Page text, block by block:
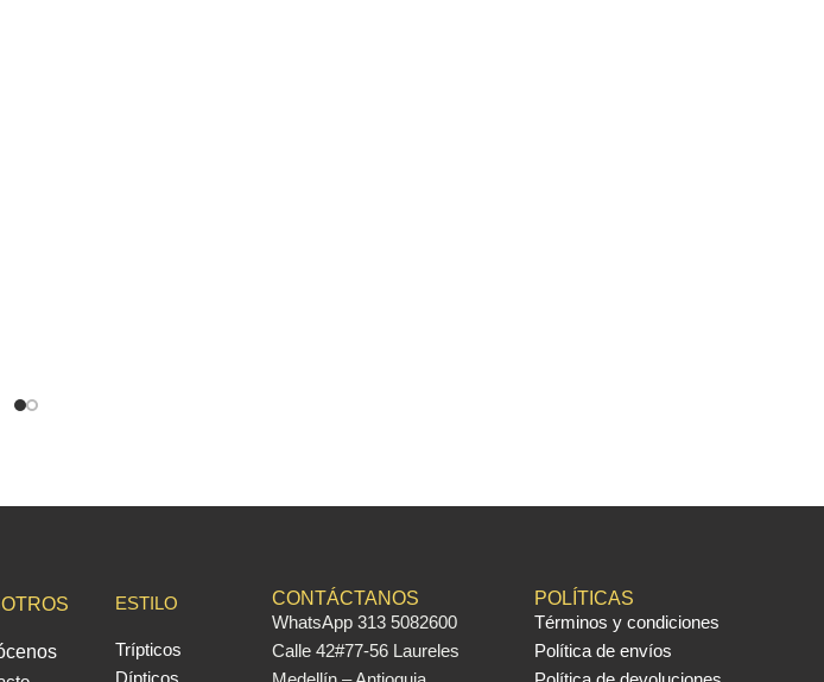
ESTILO
Trípticos
Dípticos
CONTÁCTANOS
WhatsApp 313 5082600
Calle 42#77-56 Laureles
POLÍTICAS
Términos y condiciones
Política de envíos